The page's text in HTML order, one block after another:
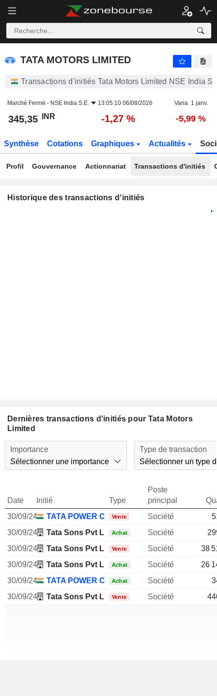
TATA MOTORS LIMITED
TATA MOTORS LIMITED
Transactions d'initiés Tata Motors Limited NSE India
Marché Fermé - NSE India S.E. 13:05:10 06/08/2026 Varia. 1 janv.
345,35 INR -1,27 % -5,99 %
Synthèse Cotations Graphiques Actualités
Profil Gouvernance Actionnariat Transactions d'initiés
Historique des transactions d'initiés
Dernières transactions d'initiés pour Tata Motors
Limited
Importance
Sélectionner une importance
Type de transaction
Sélectionner un type
Date Initié Type
Poste
principal
30/09/24
TATA POWER CO., LTD.
Vente Société
30/09/24
Tata Sons Pvt Ltd.Achat Société
30/09/24
Tata Sons Pvt Ltd.Vente Société
38
30/09/24
Tata Sons Pvt Ltd.Achat Société
26
30/09/24
TATA POWER CO., LTD.
Achat Société
30/09/24
Tata Sons Pvt Ltd.Vente Société